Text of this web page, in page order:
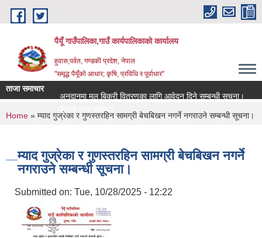
Skip to main content
पैयूँ गाउँपालिका,गाउँ कार्यपालिकाको कार्यालय
हुवास,पर्वत, गण्डकी प्रदेश, नेपाल
"समृद्ध पैयूँको आधार; कृषि, प्रविधि र पूर्वाधार"
ताजा समाचार
अनुदानमा मल बिक्री वितरणका लागि आवेदन दिने सम्बन्धी सूचना।
सूचना तथा समाचार
You are here
Home » म्याद गुज्रेका र गुणस्तरहिन सामग्री बेचबिखन नगर्ने नगराउने सम्बन्धी सूचना।
म्याद गुज्रेका र गुणस्तरहिन सामग्री बेचबिखन नगर्ने
नगराउने सम्बन्धी सूचना।
Submitted on: Tue, 10/28/2025 - 12:22